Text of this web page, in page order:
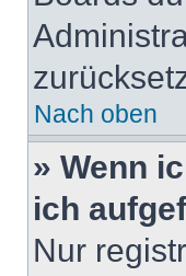
Nach oben
» Wenn
ich
Nur